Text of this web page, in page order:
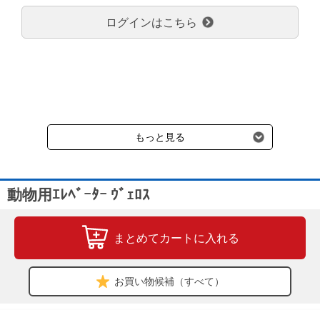
メーカー名：株式会社イシズカ
届出番号：2動薬第1684号
のみで新たな送料は発生しません。
大型商品送料が必要な商品をご注文の場合は、大型商品送料のみご
負担頂きます。
受けます。
ログインはこちら
もっと見る
動物用ｴﾚﾍﾞｰﾀｰ ｳﾞｪﾛｽ
まとめてカートに入れる
お買い物候補（すべて）